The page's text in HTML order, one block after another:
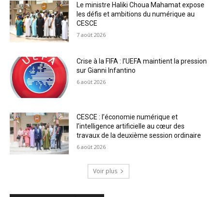
Le ministre Haliki Choua Mahamat expose
les défis et ambitions du numérique au
CESCE
7 août 2026
Crise à la FIFA : l’UEFA maintient la pression
sur Gianni Infantino
6 août 2026
CESCE : l’économie numérique et
l’intelligence artificielle au cœur des
travaux de la deuxième session ordinaire
6 août 2026
Voir plus